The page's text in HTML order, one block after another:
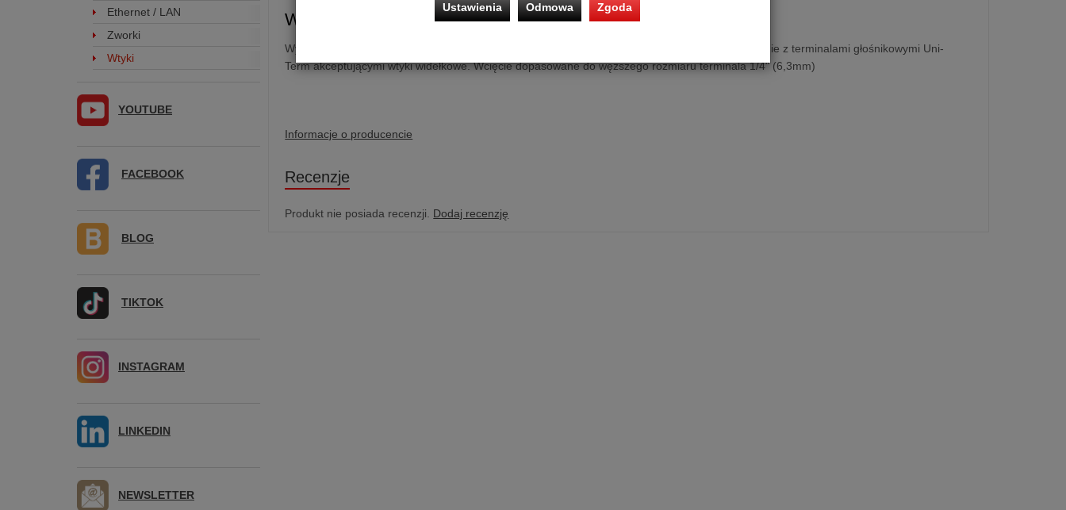
Wtyk widełkowy WireWorld Uni-Term 1/4"
Wymienna końcówka typu
z pozłacanymi stykami. Zapewnia wygodne i szybkie połączenie z terminalami głośnikowymi Uni-
Term akceptującymi wtyki widełkowe. Wcięcie dopasowane do węższego rozmiaru terminala 1/4" (6,3mm)
Informacje o producencie
Recenzje
Produkt nie posiada recenzji. Dodaj recenzję
Ethernet / LAN
Zworki
Wtyki
YOUTUBE
FACEBOOK
BLOG
TIKTOK
INSTAGRAM
LINKEDIN
NEWSLETTER
Ustawienia Odmowa Zgoda